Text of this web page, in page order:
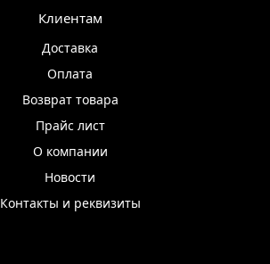
Клиентам
Доставка
Оплата
Возврат товара
Прайс лист
О компании
Новости
Контакты и реквизиты